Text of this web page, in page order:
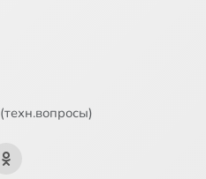
(техн.вопросы)